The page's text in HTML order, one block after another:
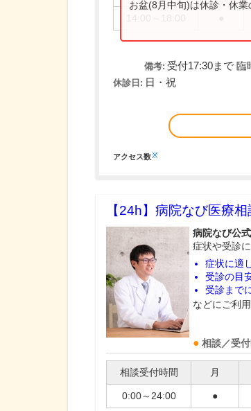
お盆(8月中旬)は休診・休
備考: 受付17:30まで 臨
休診日: 日・祝
アクセス数※
【24h】 病院なび医療相
病院なび公
症状や受診
症状に適
受診の目
受診まで
などにご利
相談／受
相談受付時間 月
0:00～24:00 ●